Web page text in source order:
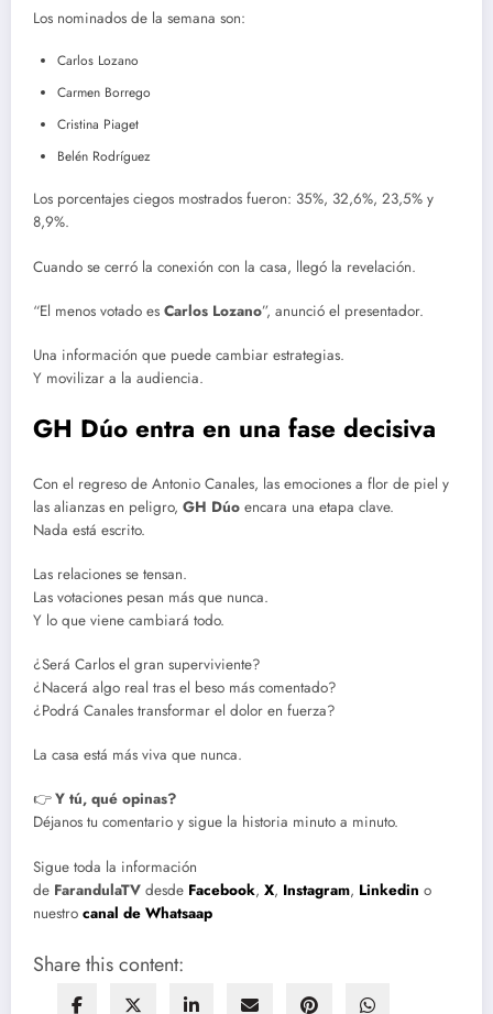
Los nominados de la semana son:
Carlos Lozano
Carmen Borrego
Cristina Piaget
Belén Rodríguez
Los porcentajes ciegos mostrados fueron: 35%, 32,6%, 23,5% y
8,9%.
Cuando se cerró la conexión con la casa, llegó la revelación.
“El menos votado es Carlos Lozano”, anunció el presentador.
Una información que puede cambiar estrategias.
Y movilizar a la audiencia.
GH Dúo entra en una fase decisiva
Con el regreso de Antonio Canales, las emociones a flor de piel y
las alianzas en peligro, GH Dúo encara una etapa clave.
Nada está escrito.
Las relaciones se tensan.
Las votaciones pesan más que nunca.
Y lo que viene cambiará todo.
¿Será Carlos el gran superviviente?
¿Nacerá algo real tras el beso más comentado?
¿Podrá Canales transformar el dolor en fuerza?
La casa está más viva que nunca.
👉Y tú, qué opinas?
Déjanos tu comentario y sigue la historia minuto a minuto.
Sigue toda la información
de FarandulaTV desde Facebook, X, Instagram, Linkedin o
nuestro canal de Whatsaap
Share this content: